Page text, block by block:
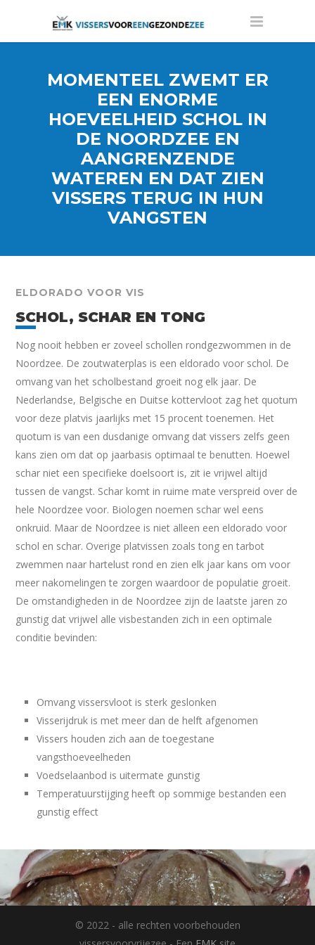
MOMENTEEL ZWEMT ER
EEN ENORME
HOEVEELHEID SCHOL IN
DE NOORDZEE EN
AANGRENZENDE
WATEREN EN DAT ZIEN
VISSERS TERUG IN HUN
VANGSTEN
ELDORADO VOOR VIS
SCHOL, SCHAR EN TONG
Nog nooit hebben er zoveel schollen rondgezwommen in de
Noordzee. De zoutwaterplas is een eldorado voor schol. De
omvang van het scholbestand groeit nog elk jaar. De
Nederlandse, Belgische en Duitse kottervloot zag het quotum
voor deze platvis jaarlijks met 15 procent toenemen. Het
quotum is van een dusdanige omvang dat vissers zelfs geen
kans zien om dat op jaarbasis optimaal te benutten. Hoewel
schar niet een specifieke doelsoort is, zit ie vrijwel altijd
tussen de vangst. Schar komt in ruime mate verspreid over de
hele Noordzee voor. Biologen noemen schar wel eens
onkruid. Maar de Noordzee is niet alleen een eldorado voor
schol en schar. Overige platvissen zoals tong en tarbot
zwemmen naar hartelust rond en zien elk jaar kans om voor
meer nakomelingen te zorgen waardoor de populatie groeit.
De omstandigheden in de Noordzee zijn de laatste jaren zo
gunstig dat vrijwel alle visbestanden zich in een optimale
conditie bevinden:
Omvang vissersvloot is sterk geslonken
Visserijdruk is met meer dan de helft afgenomen
Vissers houden zich aan de toegestane
vangsthoeveelheden
Voedselaanbod is uitermate gunstig
Temperatuurstijging heeft op sommige bestanden een
gunstig effect
© 2022 - alle rechten voorbehouden